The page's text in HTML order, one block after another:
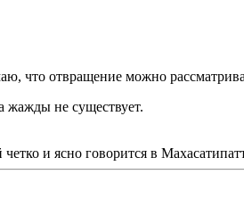
что отвращение можно
жажды не существует.
и ясно говорится в